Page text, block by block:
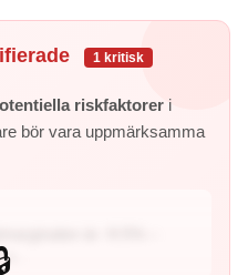
1 kritisk
riskfaktorer i
bör vara uppmärksamma